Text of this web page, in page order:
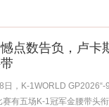
点数告负，卢卡
日，K-1WORLD
赛有五场K-1冠军金腰带头